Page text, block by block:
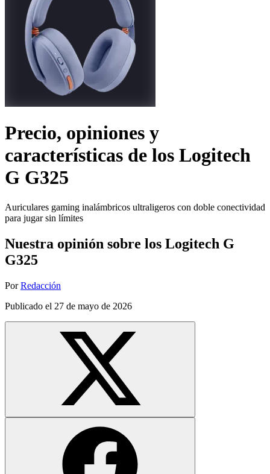
Precio, opiniones y
características de los Logitech
G G325
Auriculares gaming inalámbricos ultraligeros con doble conectividad
para jugar sin límites
Nuestra opinión sobre los Logitech G
G325
Por Redacción
Publicado el 27 de mayo de 2026